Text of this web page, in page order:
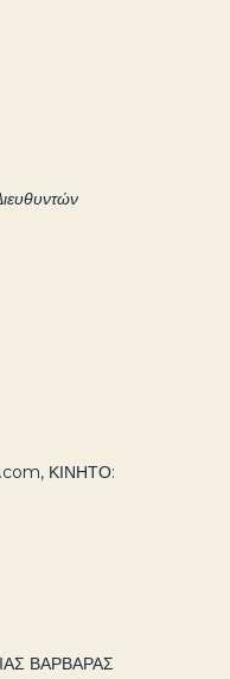
, ΚΙΝΗΤΟ:
ΒΑΡΒΑΡΑΣ